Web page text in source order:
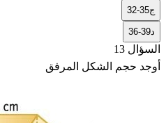
ج32-35
36-39
السؤال 13
أوجد حجم الشكل المرفق